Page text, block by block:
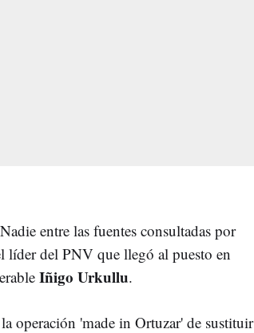
entre las fuentes consultadas por
líder del PNV que llegó al puesto en
Iñigo Urkullu.
operación 'made in Ortuzar' de sustituir